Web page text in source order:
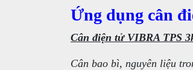
Ứng dụng cân
Cân điện tử VIBRA TPS
Cân bao bì, nguyên liệu